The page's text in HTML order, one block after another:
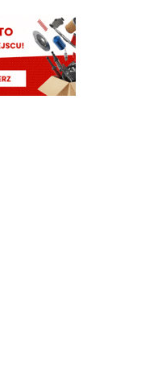
wcześniej grał
4 sezony